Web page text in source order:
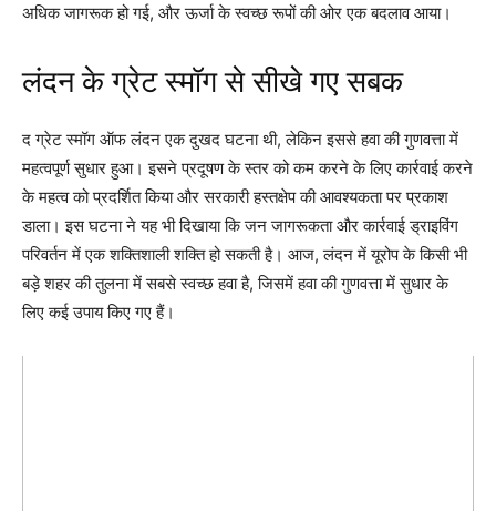
अधिक जागरूक हो गई, और ऊर्जा के स्वच्छ रूपों की ओर एक बदलाव आया।
लंदन के ग्रेट स्मॉग से सीखे गए सबक
द ग्रेट स्मॉग ऑफ लंदन एक दुखद घटना थी, लेकिन इससे हवा की गुणवत्ता में
महत्वपूर्ण सुधार हुआ। इसने प्रदूषण के स्तर को कम करने के लिए कार्रवाई करने
के महत्व को प्रदर्शित किया और सरकारी हस्तक्षेप की आवश्यकता पर प्रकाश
डाला। इस घटना ने यह भी दिखाया कि जन जागरूकता और कार्रवाई ड्राइविंग
परिवर्तन में एक शक्तिशाली शक्ति हो सकती है। आज, लंदन में यूरोप के किसी भी
बड़े शहर की तुलना में सबसे स्वच्छ हवा है, जिसमें हवा की गुणवत्ता में सुधार के
लिए कई उपाय किए गए हैं।